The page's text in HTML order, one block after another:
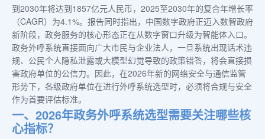
到2030年将达到1857亿元人民币，2025至2030年的复合年增长率
（CAGR）为4.1%。报告同时指出，中国数字政府正迈入数智政府
新阶段，政务服务的核心形态正在从数字窗口升级为智能体入口。
政务外呼系统直接面向广大市民与企业法人，一旦系统出现话术违
规、公民个人隐私泄露或大模型幻觉导致的政策错答，将会直接损
害政府单位的公信力。因此，在2026年新的网络安全与通信监管
形势下，各级政府单位在进行外呼系统选型时，必须将合规与安全
作为首要评估标准。
一、2026年政务外呼系统选型需要关注哪些核
心指标？